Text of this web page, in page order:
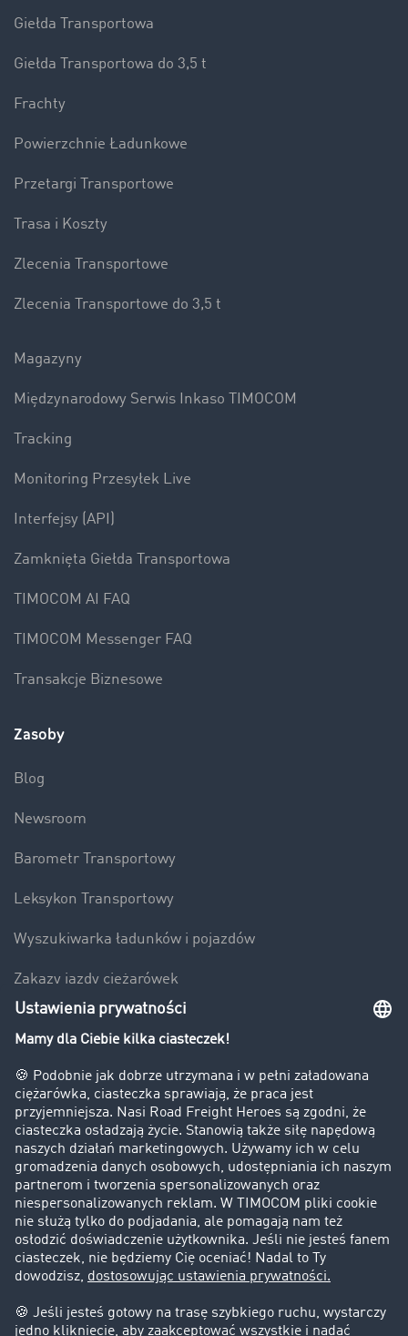
Giełda Transportowa
Giełda Transportowa do 3,5 t
Frachty
Powierzchnie Ładunkowe
Przetargi Transportowe
Trasa i Koszty
Zlecenia Transportowe
Zlecenia Transportowe do 3,5 t
Magazyny
Międzynarodowy Serwis Inkaso TIMOCOM
Tracking
Monitoring Przesyłek Live
Interfejsy (API)
Zamknięta Giełda Transportowa
TIMOCOM AI FAQ
TIMOCOM Messenger FAQ
Transakcje Biznesowe
Zasoby
Blog
Newsroom
Barometr Transportowy
Leksykon Transportowy
Wyszukiwarka ładunków i pojazdów
Zakazy jazdy ciężarówek
Bezpieczeństwo
Firma
Historie sukcesu
Klienci pozyskują nowych klientów
Informacje prawne
Impressum
OWU
Ochrona danych